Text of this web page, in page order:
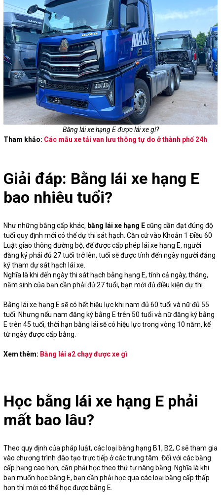
Bằng lái xe hạng E được lái xe gì?
Tham khảo: Các mẫu xe tải van lưu thông tự do ở thành phố 24h
Giải đáp: Bằng lái xe hạng E
bao nhiêu tuổi?
Như những bằng cấp khác, bằng lái xe hạng Ecũng cần đạt đúng độ
tuổi quy định mới có thể dự thi sát hạch. Căn cứ vào Khoản 1 Điều 60
Luật giao thông đường bộ, để được cấp phép lái xe hạng E, người
đăng ký phải đủ 27 tuổi trở lên, tuổi sẽ được tính đến ngày người đăng
ký tham dự sát hạch lái xe.
Nghĩa là khi đến ngày thi sát hạch bằng hạng E, tính cả ngày, tháng,
năm sinh của bạn cần phải đủ 27 tuổi, bạn mới đủ điều kiện dự thi.
Bằng lái xe hạng E sẽ có hết hiệu lực khi nam đủ 60 tuổi và nữ đủ 55
tuổi. Nhưng nếu nam đăng ký bằng E trên 50 tuổi và nữ đăng ký bằng
E trên 45 tuổi, thời hạn bằng lái sẽ có hiệu lực trong vòng 10 năm, kể
từ ngày được cấp bằng.
Xem thêm: Bằng lái a2 chạy được xe gì
Học bằng lái xe hạng E phải
mất bao lâu?
Theo quy định của pháp luật, các loại bằng hạng B1, B2, C sẽ tham gia
vào chương trình đào tạo trực tiếp ở các trung tâm. Đối với các bằng
cấp hạng cao hơn, cần phải học theo thứ tự nâng bằng. Nghĩa là khi
bạn muốn học bằng E, bạn cần phải học qua các loại bằng cấp thấp
hơn thì mới có thể học được bằng E.